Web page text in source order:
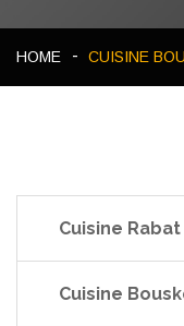
HOME CUISINE
Cuisine Rabat
Cuisine